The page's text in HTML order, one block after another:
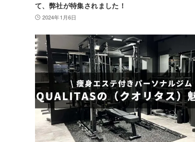
て、弊社が特集されました！
2024年1月6日